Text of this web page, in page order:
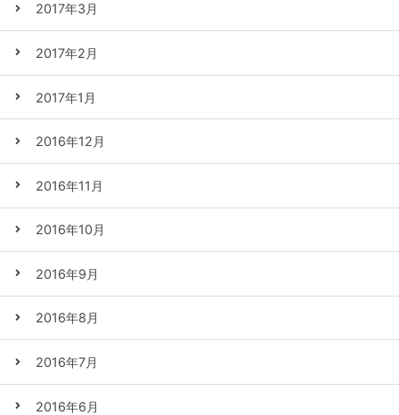
2017年3月
2017年2月
2017年1月
2016年12月
2016年11月
2016年10月
2016年9月
2016年8月
2016年7月
2016年6月